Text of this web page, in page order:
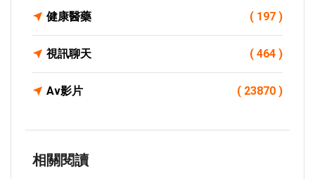
健康醫藥 ( 197 )
視訊聊天 ( 464 )
Av影片 ( 23870 )
相關閱讀